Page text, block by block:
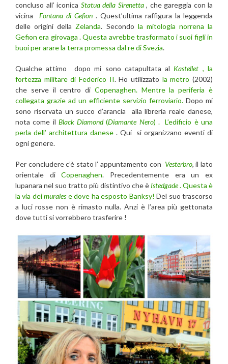
concluso all’ iconica Statua della Sirenetta, che gareggia con la
vicina Fontana di Gefion . Quest’ultima raffigura la leggenda
delle origini della Zelanda. Secondo la mitologia norrena la
Gefion era girovaga . Questa avrebbe trasformato i suoi figli in
buoi per arare la terra promessa dal re di Svezia.
Qualche attimo dopo mi sono catapultata al Kastellet , la
fortezza militare di Federico II. Ho utilizzato la metro (2002)
che serve il centro di Copenaghen. Mentre la periferia è
collegata grazie ad un efficiente servizio ferroviario. Dopo mi
sono riservata un succo d’arancia alla libreria reale danese,
nota come il Black Diamond(Diamante Nero) . L’edificio è una
perla dell’ architettura danese. Qui si organizzano eventi di
ogni genere.
Per concludere c’è stato l’ appuntamento con Vesterbro, il lato
orientale diCopenaghen. Precedentemente era un ex
lupanara nel suo tratto più distintivo che è Istedgade. Questa è
la via deimuralese dove ha esposto Banksy! Del suo trascorso
a luci rosse non è rimasto nulla. Anzi è l’area più gettonata
dove tutti si vorrebbero trasferire !